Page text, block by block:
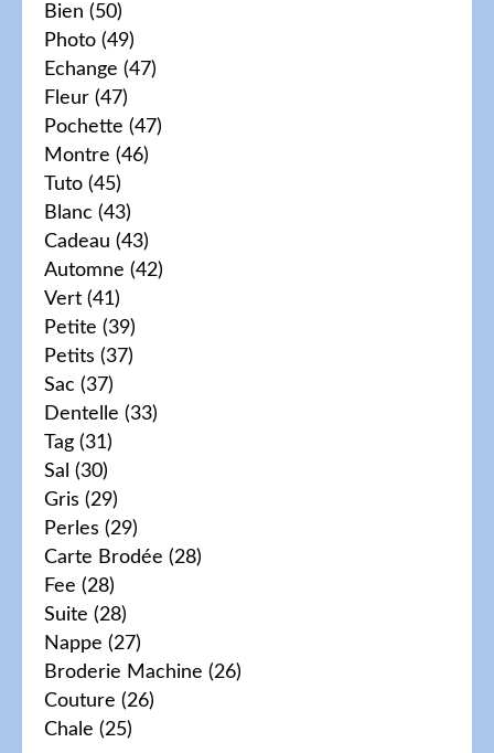
Bien (50)
Photo (49)
Echange (47)
Fleur (47)
Pochette (47)
Montre (46)
Tuto (45)
Blanc (43)
Cadeau (43)
Automne (42)
Vert (41)
Petite (39)
Petits (37)
Sac (37)
Dentelle (33)
Tag (31)
Sal (30)
Gris (29)
Perles (29)
Carte Brodée (28)
Fee (28)
Suite (28)
Nappe (27)
Broderie Machine (26)
Couture (26)
Chale (25)